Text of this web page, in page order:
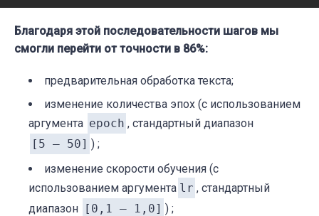
Благодаря этой последовательности шагов мы
смогли перейти от точности в 86%:
предварительная обработка текста;
изменение количества эпох (с использованием
аргумента epoch , стандартный диапазон
[5 – 50] ) ;
изменение скорости обучения (с
использованием аргумента lr , стандартный
диапазон [0,1 – 1,0] ) ;